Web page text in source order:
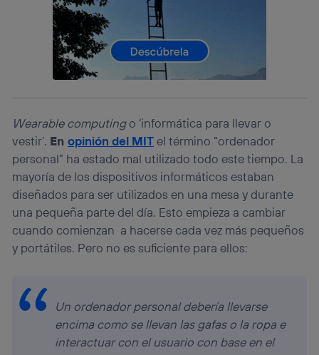
Wearable computingo ‘informática para llevar o
vestir’. Enopinión del MITel término “ordenador
personal” ha estado mal utilizado todo este tiempo. La
mayoría de los dispositivos informáticos estaban
diseñados para ser utilizados en una mesa y durante
una pequeña parte del día. Esto empieza a cambiar
cuando comienzan a hacerse cada vez más pequeños
y portátiles. Pero no es suficiente para ellos:
Un ordenador personal debería llevarse
encima como se llevan las gafas o la ropa e
interactuar con el usuario con base en el
Este identificador se asigna a la conexión de internet, por
lo que cualquier persona que conecte su dispositivo y
consienta el uso de la tecnología recibirá el mismo
identificador. Típicamente:
Si utilizas una
conexión de banda ancha(p. ej., Wi-Fi),
que hayan dado su consentimiento.
Si utilizasdatos móviles, el marketing será más
personalizado, ya que se basará únicamente en la
navegación del usuario del móvil.
Puedes gestionar los consentimientos Utiq seleccionando
“Administrar Utiq” en la parte inferior de esta página web o
visitando el portal de privacidad de Utiq
(“consenthub”)
. Para más información, consulta
la política de privacidad de Utiq.